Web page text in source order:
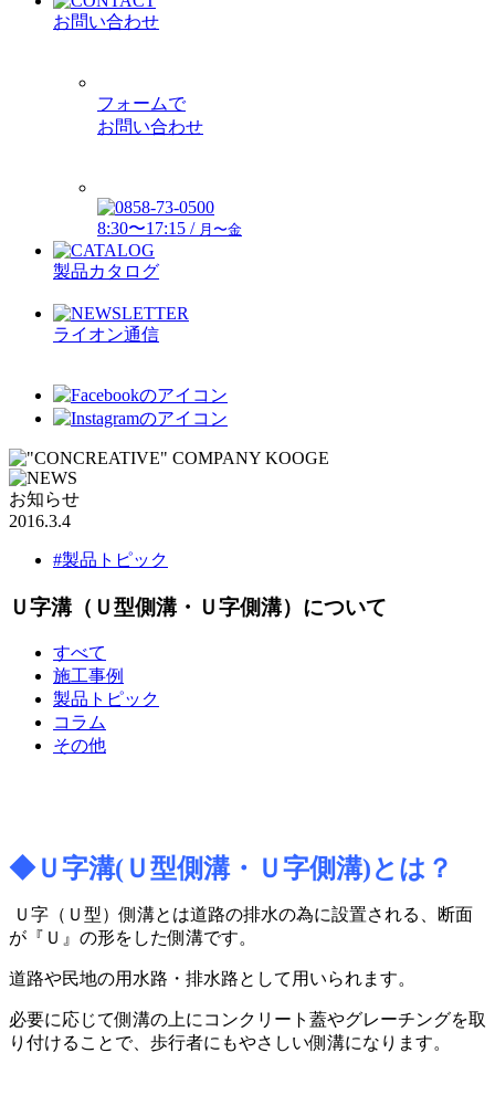
お問い合わせ
フォームで
お問い合わせ
8:30〜17:15 / 月〜金
製品カタログ
ライオン通信
お知らせ
2016.3.4
#製品トピック
Ｕ字溝（Ｕ型側溝・Ｕ字側溝）について
すべて
施工事例
製品トピック
コラム
その他
◆Ｕ字溝( Ｕ型側溝・Ｕ字側溝)とは？
Ｕ字（Ｕ型）側溝とは道路の排水の為に設置される、断面
が『Ｕ』の形をした側溝です。
道路や民地の用水路・排水路として用いられます。
必要に応じて側溝の上にコンクリート蓋やグレーチングを取
り付けることで、歩行者にもやさしい側溝になります。